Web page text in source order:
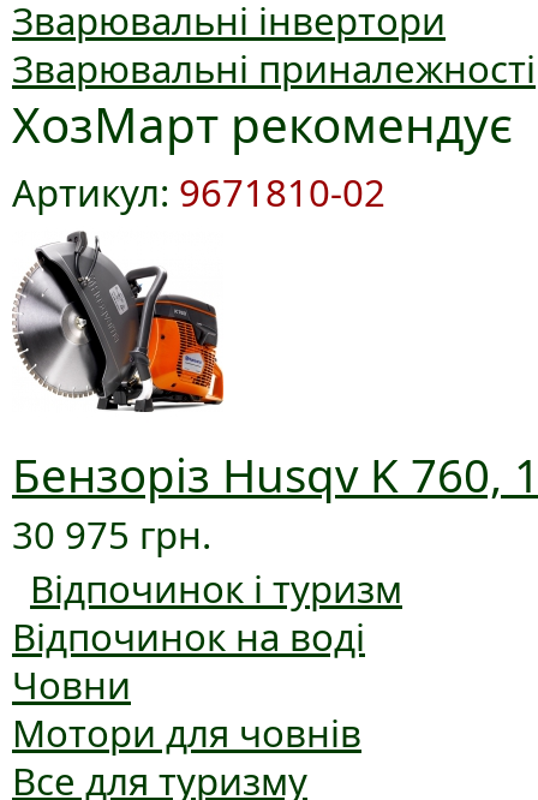
Зварювальні інвертори
Зварювальні приналежності
ХозМарт рекомендує
Артикул: 9671810-02
Бензоріз Husqv K 760,
30 975 грн.
Відпочинок і туризм
Відпочинок на воді
Човни
Мотори для човнів
Все для туризму